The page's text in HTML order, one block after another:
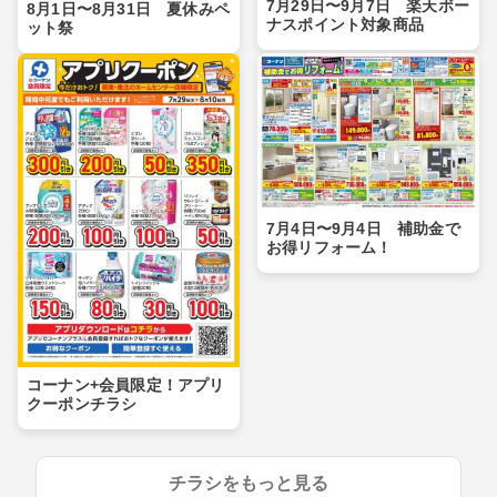
8月1日〜8月31日 夏休みペ
ット祭
7月29日〜9月7日 楽天ボー
ナスポイント対象商品
コーナン+会員限定！アプリ
クーポンチラシ
7月4日〜9月4日 補助金で
お得リフォーム！
チラシをもっと見る